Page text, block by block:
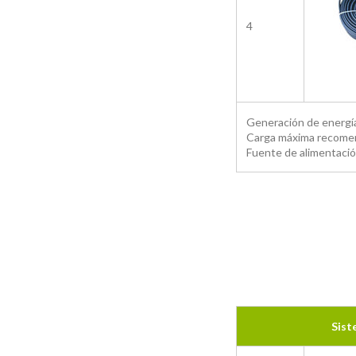
4
Generación de
Carga máxima
Fuente de